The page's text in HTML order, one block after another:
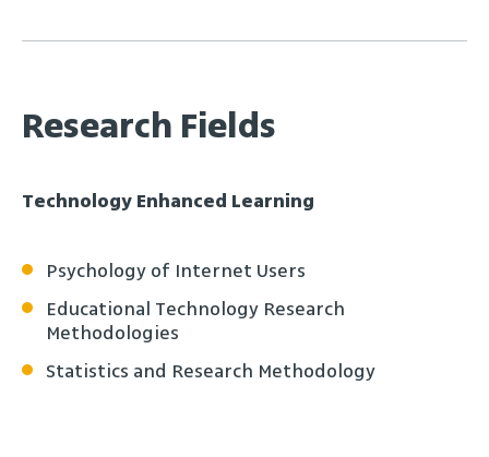
Research Fields
Technology Enhanced Learning
Psychology of Internet Users
Educational Technology Research
Methodologies
Statistics and Research Methodology